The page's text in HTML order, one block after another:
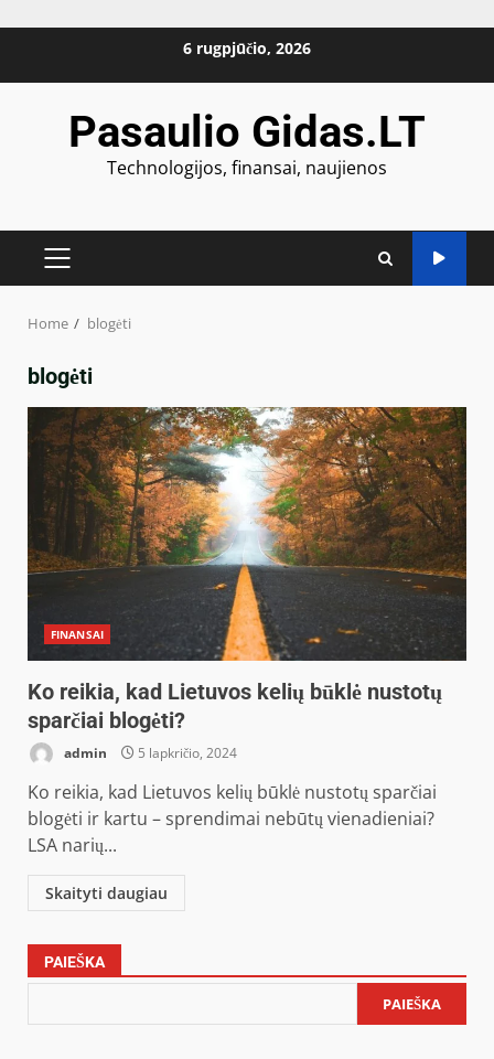
6 rugpjūčio, 2026
Pasaulio Gidas.LT
Technologijos, finansai, naujienos
PRIMARY
Home blogėti
blogėti
FINANSAI
Ko reikia, kad Lietuvos kelių būklė nustotų
sparčiai blogėti?
admin 5 lapkričio, 2024
Ko reikia, kad Lietuvos kelių būklė nustotų sparčiai
blogėti ir kartu – sprendimai nebūtų vienadieniai?
LSA narių...
Skaityti daugiau
PAIEŠKA
PAIEŠKA